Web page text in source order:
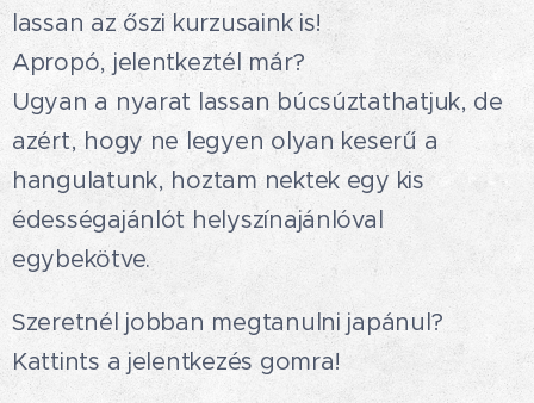
lassan az őszi kurzusaink is!
Apropó, jelentkeztél már?😏
Ugyan a nyarat lassan búcsúztathatjuk, de
azért, hogy ne legyen olyan keserű a
hangulatunk, hoztam nektek egy kis
édességajánlót helyszínajánlóval
egybekötve. 😉
Szeretnél jobban megtanulni japánul?
Kattints a jelentkezés gomra!